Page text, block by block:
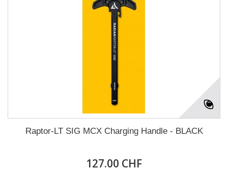
Raptor-LT SIG MCX Charging Handle - BLACK
127.00 CHF